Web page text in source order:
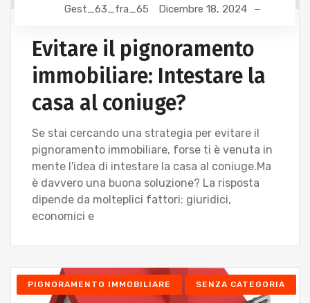
Gest_63_fra_65 Dicembre 18, 2024
Evitare il pignoramento
immobiliare: Intestare la
casa al coniuge?
Se stai cercando una strategia per evitare il
pignoramento immobiliare, forse ti è venuta in
mente l'idea di intestare la casa al coniuge.Ma
è davvero una buona soluzione? La risposta
dipende da molteplici fattori: giuridici,
economici e
PIGNORAMENTO IMMOBILIARE SENZA CATEGORIA